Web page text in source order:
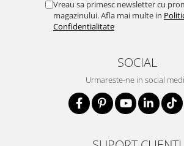
Vreau sa primesc newsletter cu
magazinului. Afla mai multe in
Confidentialitate
SOCIAL
Urmareste-ne in social